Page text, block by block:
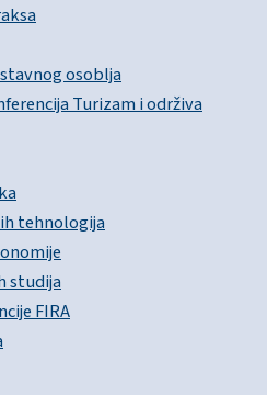
osoblja
Turizam i održiva
tehnologija
studija
FIRA